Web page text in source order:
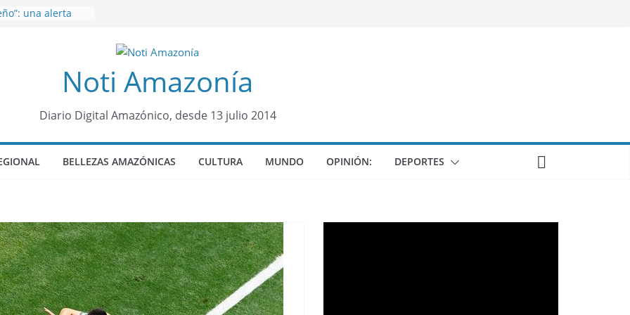
una alerta
encontrados
de Alison,
sensación de
Colo de Chile
Noti Amazonía
Diario Digital Amazónico, desde 13 julio 2014
BELLEZAS AMAZÓNICAS CULTURA MUNDO OPINIÓN: DEPORTES